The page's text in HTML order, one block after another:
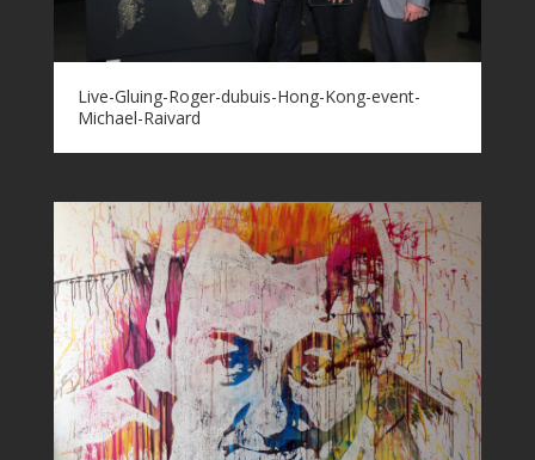
Live-Gluing-Roger-dubuis-Hong-Kong-event-
Michael-Raivard